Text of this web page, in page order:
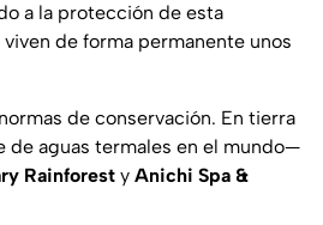
a la protección de esta
viven de forma permanente unos
de conservación. En tierra
de aguas termales en el mundo—
Rainforest y Anichi Spa &